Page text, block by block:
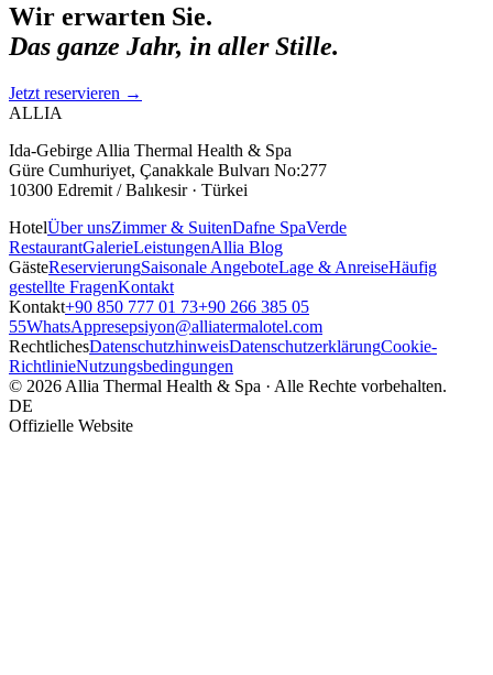
Wir erwarten Sie.
Das ganze Jahr, in aller Stille.
Jetzt reservieren →
ALLIA
Ida-Gebirge Allia Thermal Health & Spa
Güre Cumhuriyet, Çanakkale Bulvarı No:277
10300 Edremit / Balıkesir · Türkei
HotelÜber unsZimmer & SuitenDafne SpaVerde
RestaurantGalerieLeistungenAllia Blog
GästeReservierungSaisonale AngeboteLage & AnreiseHäufig
gestellte FragenKontakt
Kontakt+90 850 777 01 73+90 266 385 05
55WhatsAppresepsiyon@alliatermalotel.com
RechtlichesDatenschutzhinweisDatenschutzerklärungCookie-
RichtlinieNutzungsbedingungen
© 2026 Allia Thermal Health & Spa · Alle Rechte vorbehalten.
DE
Offizielle Website